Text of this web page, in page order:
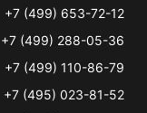
+7 (499) 653-72-12
+7 (499) 288-05-36
+7 (499) 110-86-79
+7 (495) 023-81-52